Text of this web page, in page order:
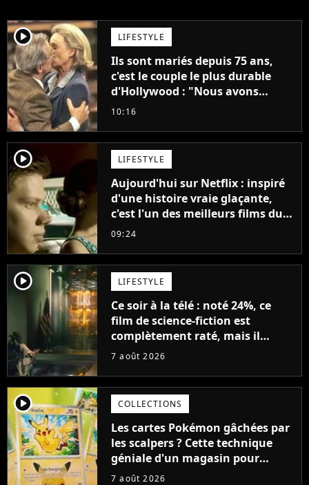
player2 LIFESTYLE
Ils sont mariés depuis 75 ans,
c'est le couple le plus durable
d'Hollywood : "Nous avons
avancé jour après jour, et les
décennies"
10:16
player2 LIFESTYLE
Aujourd'hui sur Netflix : inspiré
d'une histoire vraie glaçante,
c'est l'un des meilleurs films du
21ème siècle
09:24
player2 LIFESTYLE
Ce soir à la télé : noté 24%, ce
film de science-fiction est
complètement raté, mais il
aurait pu être encore pire à
7 août 2026
player2 COLLECTIONS
Les cartes Pokémon gâchées par
les scalpers ? Cette technique
géniale d'un magasin pour
ruiner les revendeurs
7 août 2026